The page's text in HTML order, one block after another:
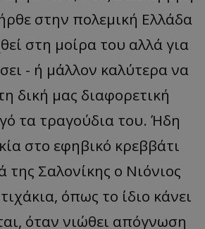
στην πολεμική Ελλάδα
στη μοίρα του αλλά για
- ή μάλλον καλύτερα να
δική μας διαφορετική
τα τραγούδια του. Ήδη
στο εφηβικό κρεββάτι
της Σαλονίκης ο Νιόνιος
όπως το ίδιο κάνει
όταν νιώθει απόγνωση